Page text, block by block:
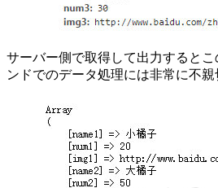
サーバー側で取得して出力すると
ンドでのデータ処理には非常に不親